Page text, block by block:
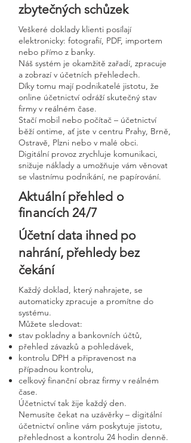
zbytečných schůzek
Veškeré doklady klienti posílají
elektronicky: fotografií, PDF, importem
nebo přímo z banky.
Náš systém je okamžitě zařadí, zpracuje
a zobrazí v účetních přehledech.
Díky tomu mají podnikatelé jistotu, že
online účetnictví odráží skutečný stav
firmy v reálném čase.
Stačí mobil nebo počítač – účetnictví
běží ontime, ať jste v centru Prahy, Brně,
Ostravě, Plzni nebo v malé obci.
Digitální provoz zrychluje komunikaci,
snižuje náklady a umožňuje vám věnovat
se vlastnímu podnikání, ne papírování.
Aktuální přehled o
financích 24/7
Účetní data ihned po
nahrání, přehledy bez
čekání
Každý doklad, který nahrajete, se
automaticky zpracuje a promítne do
systému.
Můžete sledovat:
stav pokladny a bankovních účtů,
přehled závazků a pohledávek,
kontrolu DPH a připravenost na
případnou kontrolu,
celkový finanční obraz firmy v reálném
čase.
Účetnictví tak žije každý den.
Nemusíte čekat na uzávěrky – digitální
účetnictví online vám poskytuje jistotu,
přehlednost a kontrolu 24 hodin denně.